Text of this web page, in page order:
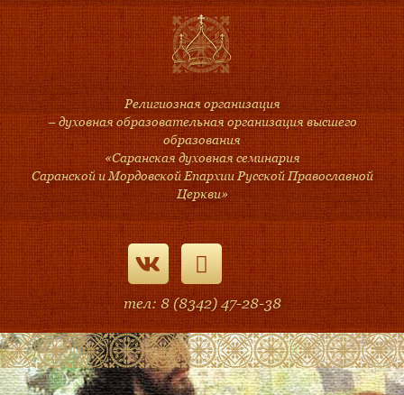
Религиозная организация
– духовная образовательная организация высшего
образования
«Саранская духовная семинария
Саранской и Мордовской Епархии Русской Православной
Церкви»
тел: 8 (8342) 47-28-38